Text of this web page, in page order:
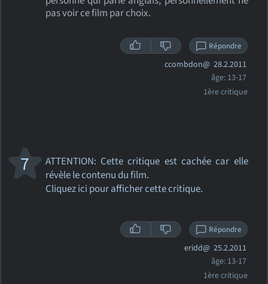
pas voir ce film par choix.
Répondre
ccombdon@ 28.2.2011
âge: 13-17
1ère critique
ATTENTION: Cette critique est cachée car elle
révèle le contenu du film.
Cliquez ici pour afficher cette critique.
7
Répondre
eridd@ 25.2.2011
âge: 13-17
1ère critique